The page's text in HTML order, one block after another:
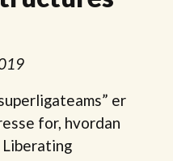
er
for, hvordan